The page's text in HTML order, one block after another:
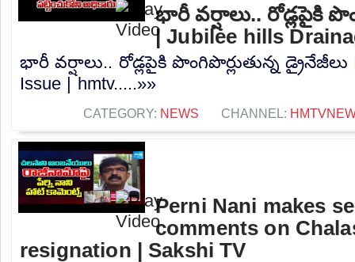
భారీ వర్షాలు.. రోడ్లపైకి
| Jubilee hills
భారీ వర్షాలు.. రోడ్లపైకి పొంగిపొర్లుతున్న డ్రైనేజీలు
Issue | hmtv.....»»
CATEGORY: NEWS CHANNEL:
Perni Nani makes
comments on
resignation | Sakshi TV